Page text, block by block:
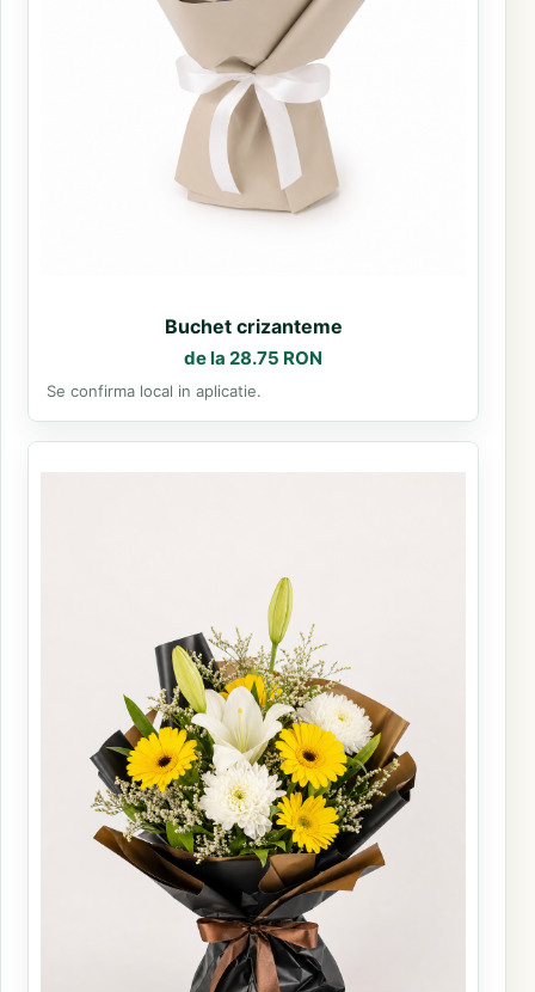
Buchet crizanteme
de la 28.75 RON
Se confirma local in aplicatie.